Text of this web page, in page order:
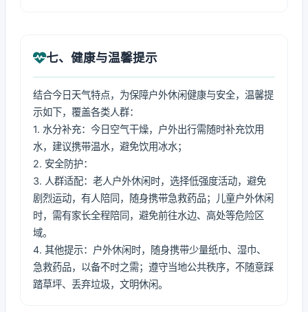
七、健康与温馨提示
结合今日天气特点，为保障户外休闲健康与安全，温馨提
示如下，覆盖各类人群：
1. 水分补充：今日空气干燥，户外出行需随时补充饮用
水，建议携带温水，避免饮用冰水；
2. 安全防护：
3. 人群适配：老人户外休闲时，选择低强度活动，避免
剧烈运动，有人陪同，随身携带急救药品；儿童户外休闲
时，需有家长全程陪同，避免前往水边、高处等危险区
域。
4. 其他提示：户外休闲时，随身携带少量纸巾、湿巾、
急救药品，以备不时之需；遵守当地公共秩序，不随意踩
踏草坪、丢弃垃圾，文明休闲。